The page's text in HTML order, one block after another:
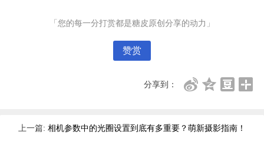
「您的每一分打赏都是糖皮原创分享的动力」
赞赏
分享到：
上一篇: 相机参数中的光圈设置到底有多重要？萌新摄影指南！